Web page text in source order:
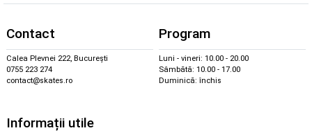
Contact
Calea Plevnei 222, București
0755 223 274
contact@skates.ro
Program
Luni - vineri: 10.00 - 20.00
Sâmbătă: 10.00 - 17.00
Duminică: închis
Informații utile